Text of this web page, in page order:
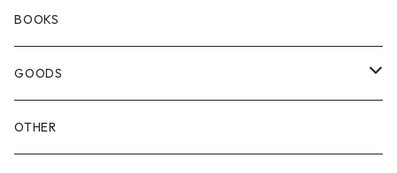
SEDAN ALL-PURPOSE
SHOULDER
OTHER BAGS
EYE WEAR
CAP&HAT
GLOVES&SCARF
BOOKS
GOODS
TOY
OTHER